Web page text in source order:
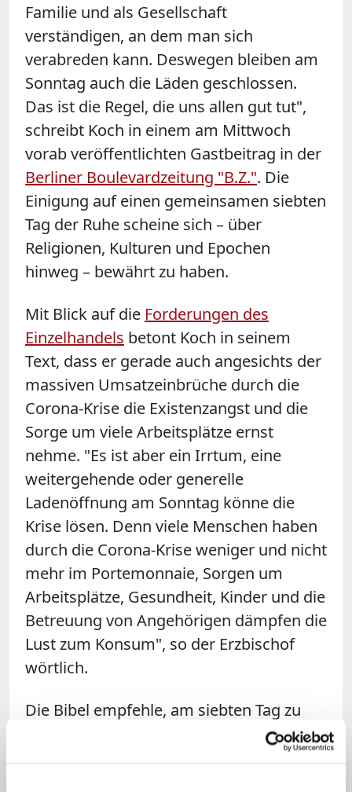
Familie und als Gesellschaft
verständigen, an dem man sich
verabreden kann. Deswegen bleiben am
Sonntag auch die Läden geschlossen.
Das ist die Regel, die uns allen gut tut",
schreibt Koch in einem am Mittwoch
vorab veröffentlichten Gastbeitrag in der
Berliner Boulevardzeitung "B.Z.". Die
Einigung auf einen gemeinsamen siebten
Tag der Ruhe scheine sich – über
Religionen, Kulturen und Epochen
hinweg – bewährt zu haben.
Mit Blick auf die Forderungen des
Einzelhandels betont Koch in seinem
Text, dass er gerade auch angesichts der
massiven Umsatzeinbrüche durch die
Corona-Krise die Existenzangst und die
Sorge um viele Arbeitsplätze ernst
nehme. "Es ist aber ein Irrtum, eine
weitergehende oder generelle
Ladenöffnung am Sonntag könne die
Krise lösen. Denn viele Menschen haben
durch die Corona-Krise weniger und nicht
mehr im Portemonnaie, Sorgen um
Arbeitsplätze, Gesundheit, Kinder und die
Betreuung von Angehörigen dämpfen die
Lust zum Konsum", so der Erzbischof
wörtlich.
Die Bibel empfehle, am siebten Tag zu
ruhen, "damit wir 'zu Atem kommen'".
Diese Sichtweise sei modern und aktuell